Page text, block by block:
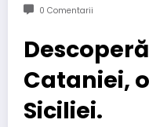
0 Comentarii
Cataniei,
Siciliei.